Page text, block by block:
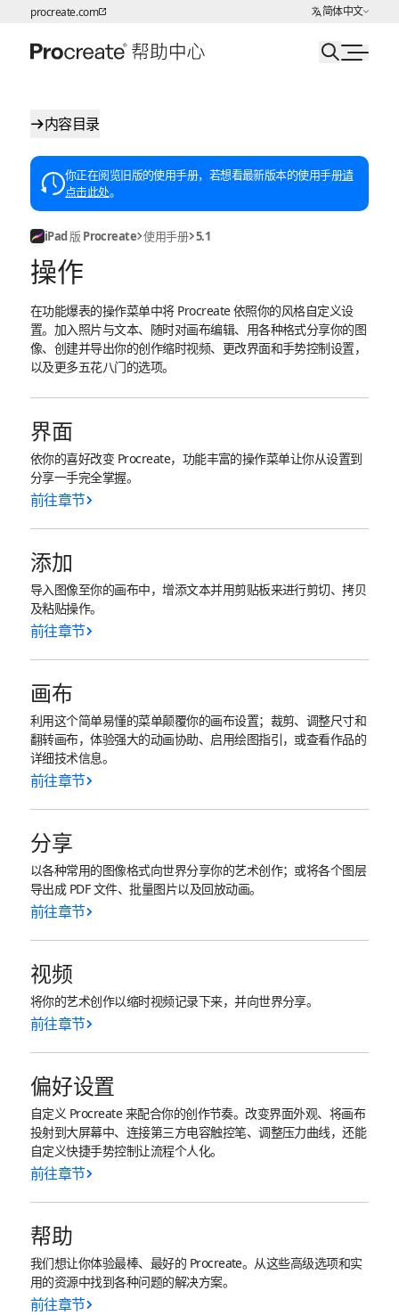
跳转至内容
procreate.com 简体中文
选择语言
内容目录
你正在阅览旧版的使用手册，若想看最新版本的使用手册请
点击此处。
iPad 版 Procreate 使用手册 5.1
操作
在功能爆表的操作菜单中将 Procreate 依照你的风格自定义设
置。加入照片与文本、随时对画布编辑、用各种格式分享你的图
像、创建并导出你的创作缩时视频、更改界面和手势控制设置，
以及更多五花八门的选项。
界面
依你的喜好改变 Procreate，功能丰富的操作菜单让你从设置到
分享一手完全掌握。
前往章节
添加
导入图像至你的画布中，增添文本并用剪贴板来进行剪切、拷贝
及粘贴操作。
前往章节
画布
利用这个简单易懂的菜单颠覆你的画布设置；裁剪、调整尺寸和
翻转画布，体验强大的动画协助、启用绘图指引，或查看作品的
详细技术信息。
前往章节
分享
以各种常用的图像格式向世界分享你的艺术创作；或将各个图层
导出成 PDF 文件、批量图片以及回放动画。
前往章节
视频
将你的艺术创作以缩时视频记录下来，并向世界分享。
前往章节
偏好设置
自定义 Procreate 来配合你的创作节奏。改变界面外观、将画布
投射到大屏幕中、连接第三方电容触控笔、调整压力曲线，还能
自定义快捷手势控制让流程个人化。
前往章节
帮助
我们想让你体验最棒、最好的 Procreate。从这些高级选项和实
用的资源中找到各种问题的解决方案。
前往章节